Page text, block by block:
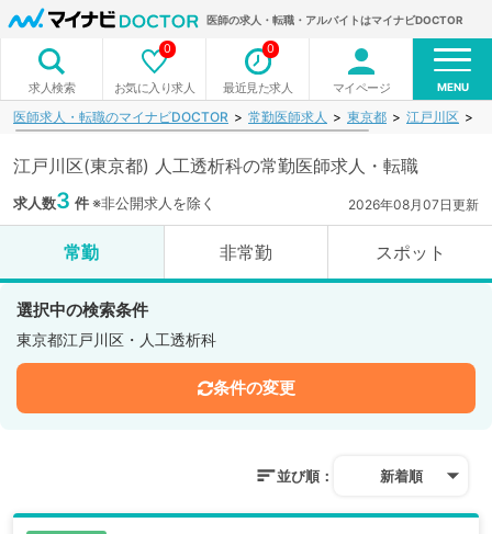
医師の求人・転職・アルバイトはマイナビDOCTOR
求人検索 お気に入り求人
0
最近見た求人
0
マイページ MENU
医師求人・転職のマイナビDOCTOR 常勤医師求人 東京都 江戸川区
江戸川区(東京都) 人工透析科の常勤医師求人・転職
求人数3 件※非公開求人を除く 2026年08月07日更新
常勤 非常勤 スポット
選択中の検索条件
東京都江戸川区・人工透析科
条件の変更
並び順： 新着順